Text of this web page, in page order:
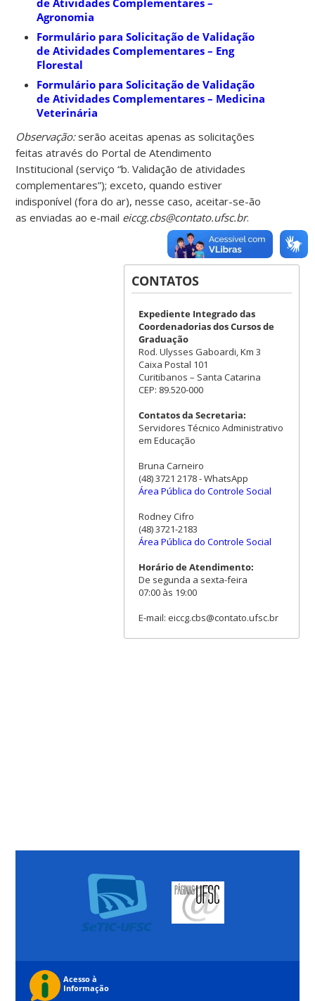
Agronomia
Formulário para Solicitação de Validação
de Atividades Complementares – Eng
Florestal
Formulário para Solicitação de Validação
de Atividades Complementares – Medicina
Veterinária
Observação:serão aceitas apenas as solicitações
feitas através do Portal de Atendimento
Institucional (serviço “b. Validação de atividades
complementares”); exceto, quando estiver
indisponível (fora do ar), nesse caso, aceitar-se-ão
as enviadas ao e-mail eiccg.cbs@contato.ufsc.br.
CONTATOS
Expediente Integrado das
Coordenadorias dos Cursos de
Graduação
Rod. Ulysses Gaboardi, Km 3
Caixa Postal 101
Curitibanos – Santa Catarina
CEP: 89.520-000
Contatos da Secretaria:
Servidores Técnico Administrativo
em Educação
Bruna Carneiro
(48) 3721 2178 - WhatsApp
Área Pública do Controle Social
Rodney Cifro
(48) 3721-2183
Área Pública do Controle Social
Horário de Atendimento:
De segunda a sexta-feira
07:00 às 19:00
E-mail: eiccg.cbs@contato.ufsc.br